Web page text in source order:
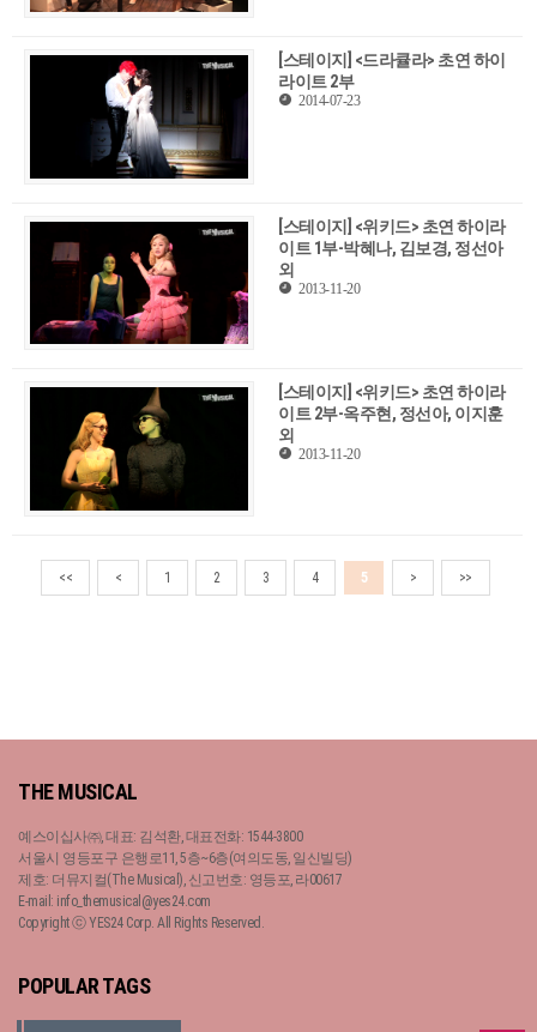
[스테이지] <드라큘라> 초연 하이
라이트 2부
2014-07-23
[스테이지] <위키드> 초연 하이라
이트 1부-박혜나, 김보경, 정선아
외
2013-11-20
[스테이지] <위키드> 초연 하이라
이트 2부-옥주현, 정선아, 이지훈
외
2013-11-20
<< < 1 2 3 4 5 > >>
THE MUSICAL
예스이십사㈜, 대표: 김석환, 대표전화: 1544-3800
서울시 영등포구 은행로11, 5층~6층(여의도동, 일신빌딩)
제호: 더뮤지컬(The Musical), 신고번호: 영등포, 라00617
E-mail: info_themusical@yes24.com
Copyright ⓒ YES24 Corp. All Rights Reserved.
POPULAR TAGS